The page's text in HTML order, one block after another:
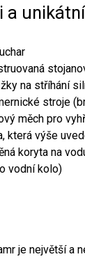
a
na stříhání
stroje
měch pro
která výše
koryta na
vodní kolo)
je největší a